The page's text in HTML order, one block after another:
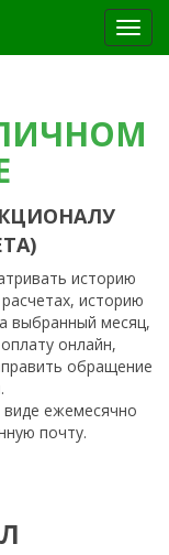
историю
историю
выбранный месяц,
онлайн,
обращение
ежемесячно
почту.